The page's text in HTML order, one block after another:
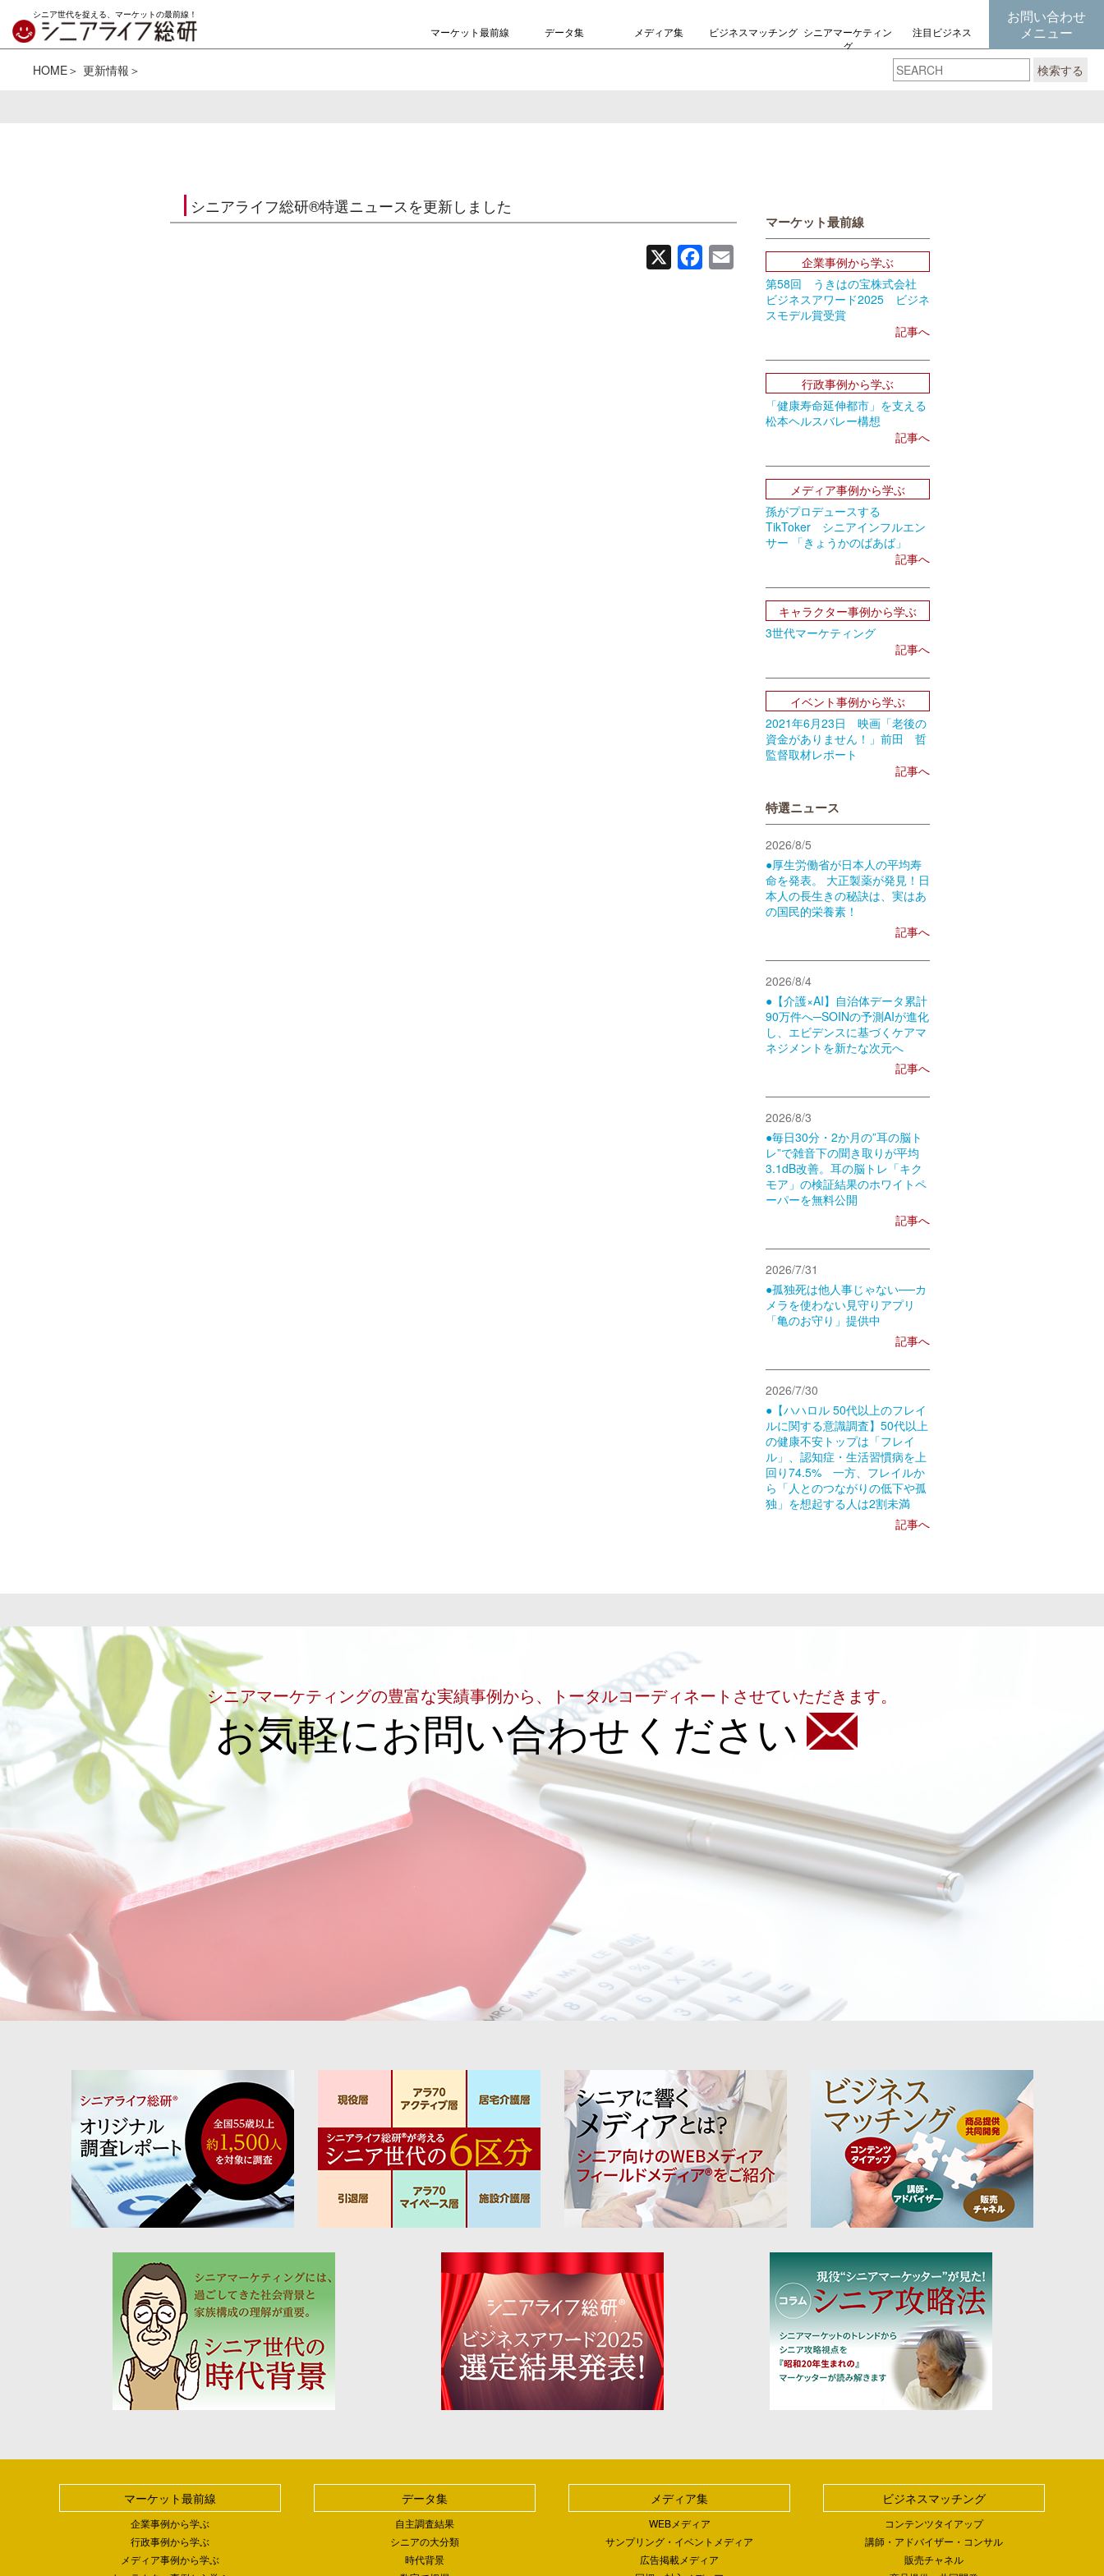
シニア世代を捉える、マーケットの最前線！
マーケット最前線 データ集 メディア集 ビジネスマッチング シニアマーケティン
グ
注目ビジネス
お問い合わせ
メニュー
HOME 更新情報 検索する
シニアライフ総研®特選ニュースを更新しました
FacebookEmail
マーケット最前線
企業事例から学ぶ
第58回 うきはの宝株式会社
ビジネスアワード2025 ビジネ
スモデル賞受賞
記事へ
行政事例から学ぶ
「健康寿命延伸都市」を支える
松本ヘルスバレー構想
記事へ
メディア事例から学ぶ
孫がプロデュースする
TikToker シニアインフルエン
サー 「きょうかのばあば」
記事へ
キャラクター事例から学ぶ
3世代マーケティング
記事へ
イベント事例から学ぶ
2021年6月23日 映画「老後の
資金がありません！」前田 哲
監督取材レポート
記事へ
特選ニュース
2026/8/5
●厚生労働省が日本人の平均寿
命を発表。 大正製薬が発見！日
本人の長生きの秘訣は、実はあ
の国民的栄養素！
記事へ
2026/8/4
●【介護×AI】自治体データ累計
90万件へ─SOINの予測AIが進化
し、エビデンスに基づくケアマ
ネジメントを新たな次元へ
記事へ
2026/8/3
●毎日30分・2か月の”耳の脳ト
レ”で雑音下の聞き取りが平均
3.1dB改善。耳の脳トレ「キク
モア」の検証結果のホワイトペ
ーパーを無料公開
記事へ
2026/7/31
●孤独死は他人事じゃない──カ
メラを使わない見守りアプリ
「亀のお守り」提供中
記事へ
2026/7/30
●【ハハロル 50代以上のフレイ
ルに関する意識調査】50代以上
の健康不安トップは「フレイ
ル」、認知症・生活習慣病を上
回り74.5% 一方、フレイルか
ら「人とのつながりの低下や孤
独」を想起する人は2割未満
記事へ
シニアマーケティングの豊富な実績事例から、トータルコーディネートさせていただきます。
お気軽にお問い合わせください
マーケット最前線
企業事例から学ぶ
行政事例から学ぶ
メディア事例から学ぶ
データ集
自主調査結果
シニアの大分類
時代背景
メディア集
WEBメディア
サンプリング・イベントメディア
広告掲載メディア
ビジネスマッチング
コンテンツタイアップ
講師・アドバイザー・コンサル
販売チャネル